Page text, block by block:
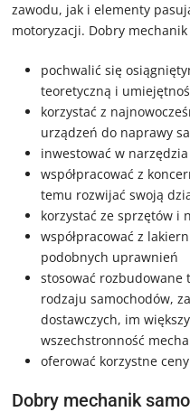
zawodu, jak i elementy
motoryzacji. Dobry
pochwalić się
teoretyczną i
korzystać z
urządzeń do naprawy
inwestować w
współpracować z
temu rozwijać swoją
korzystać ze sprzętów i
współpracować z
podobnych uprawnień
stosować rozbudowane
rodzaju samochodów,
dostawczych, im
wszechstronność
oferować korzystne
Dobry mechanik